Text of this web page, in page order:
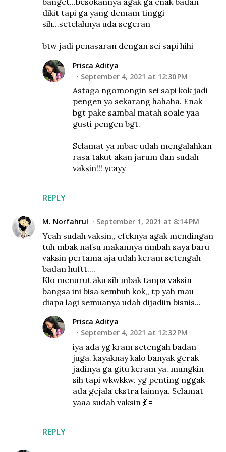
dikit tapi ga yang demam tinggi
sih...setelahnya uda segeran
btw jadi penasaran dengan sei sapi hihi
REPLY
Prisca Aditya
September 4, 2021 at 12:30 PM
Astaga ngomongin sei sapi kok jadi
pengen ya sekarang hahaha. Enak
bgt pake sambal matah soale yaa
gusti pengen bgt.
Selamat ya mbae udah mengalahkan
rasa takut akan jarum dan sudah
vaksin!!! yeayy
M. Norfahrul September 1, 2021 at 8:14 PM
Yeah sudah vaksin,, efeknya agak mendingan
tuh mbak nafsu makannya nmbah saya baru
vaksin pertama aja udah keram setengah
badan huftt....
Klo menurut aku sih mbak tanpa vaksin
bangsa ini bisa sembuh kok,, tp yah mau
diapa lagi semuanya udah dijadiin bisnis...
REPLY
Prisca Aditya
September 4, 2021 at 12:32 PM
iya ada yg kram setengah badan
juga. kayaknay kalo banyak gerak
jadinya ga gitu keram ya. mungkin
sih tapi wkwkkw. yg penting nggak
ada gejala ekstra lainnya. Selamat
yaaa sudah vaksin 💃🏻